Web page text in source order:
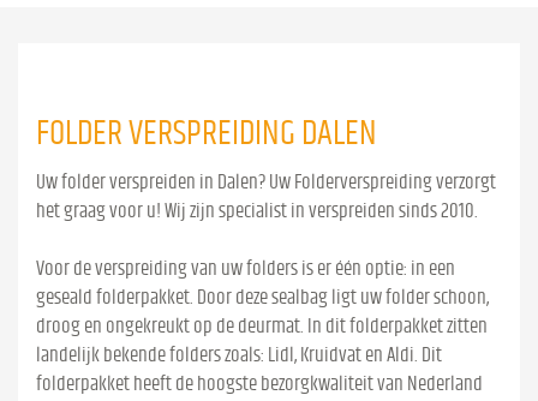
FOLDER VERSPREIDING DALEN
Uw folder verspreiden in Dalen? Uw Folderverspreiding verzorgt
het graag voor u! Wij zijn specialist in verspreiden sinds 2010.
Voor de verspreiding van uw folders is er één optie: in een
geseald folderpakket. Door deze sealbag ligt uw folder schoon,
droog en ongekreukt op de deurmat. In dit folderpakket zitten
landelijk bekende folders zoals: Lidl, Kruidvat en Aldi. Dit
folderpakket heeft de hoogste bezorgkwaliteit van Nederland